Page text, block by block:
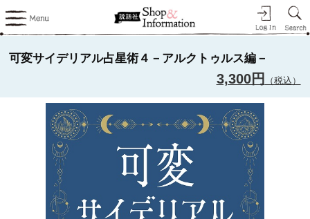
可変サイデリアル占星術４－アルクトゥルス編－
3,300円 （税込）